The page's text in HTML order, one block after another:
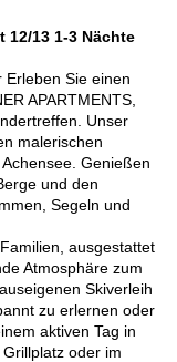
12/13 1-3 Nächte
Erleben Sie einen
APARTMENTS,
Unser
malerischen
Genießen
und den
Segeln und
ausgestattet
Atmosphäre zum
Skiverleih
zu erlernen oder
aktiven Tag in
oder im